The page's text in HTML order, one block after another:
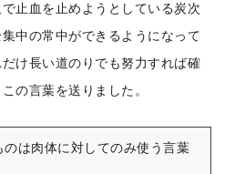
止血を止めようとしている炭次
中の常中ができるようになって
け長い道のりでも努力すれば確
の言葉を送りました。
は肉体に対してのみ使う言葉